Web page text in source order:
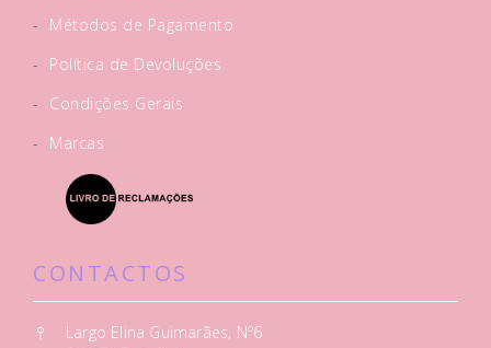
-
Métodos de Pagamento
-
Política de Devoluções
-
Condições Gerais
-
Marcas
CONTACTOS
Largo Elina Guimarães, Nº6